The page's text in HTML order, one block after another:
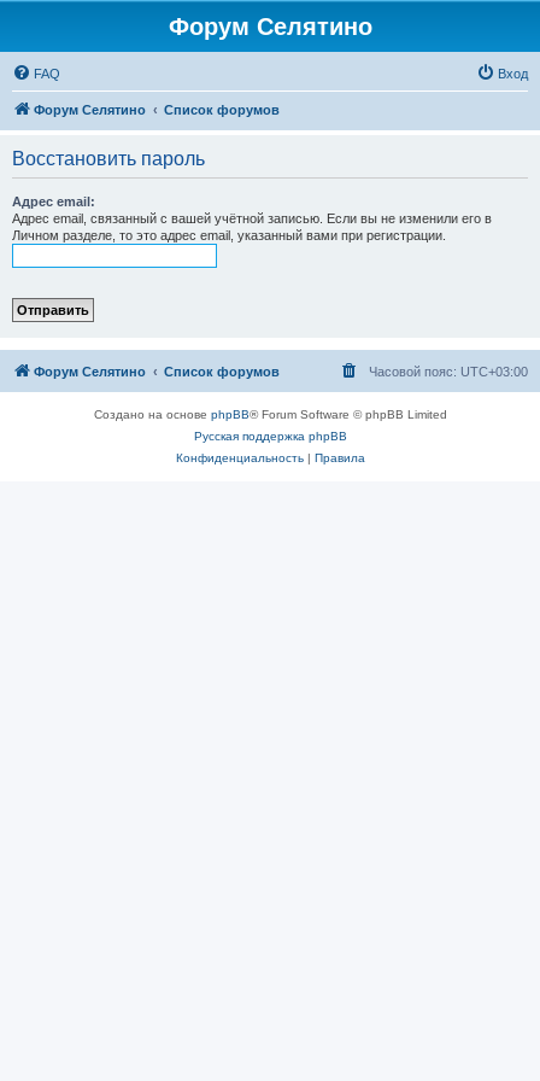
Форум Селятино
FAQ Вход
Форум Селятино Список форумов
Восстановить пароль
Адрес email:
Адрес email, связанный с вашей учётной записью. Если вы не изменили его в
Личном разделе, то это адрес email, указанный вами при регистрации.
Форум Селятино Список форумов Часовой пояс: UTC+03:00
Создано на основе phpBB® Forum Software © phpBB Limited
Русская поддержка phpBB
Конфиденциальность| Правила